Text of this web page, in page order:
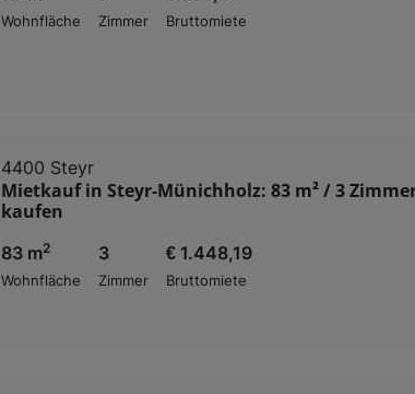
Wohnfläche
Zimmer Bruttomiete
4400 Steyr
Mietkauf in Steyr-Münichholz: 83 m² / 3
kaufen
83 m2
Wohnfläche
3
Zimmer
€ 1.448,19
Bruttomiete